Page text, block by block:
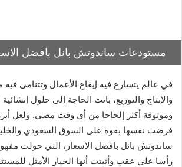
مستودعات ساندوتش بانل بافضل
في عالم يتسارع فيه إيقاع الأعمال وتتنامى فيه
والإنتاج والتوزيع، باتت الحاجة إلى حلول
وموثوقة أكثر إلحاحا من أي وقت مضى. ولعل
فرضت نفسها بقوة على السوق السعودي
ساندوتش بانل بافضل الاسعار، التي حولت مفهوم
رأسا على عقب وأثبتت أنها الخيار الأمثل